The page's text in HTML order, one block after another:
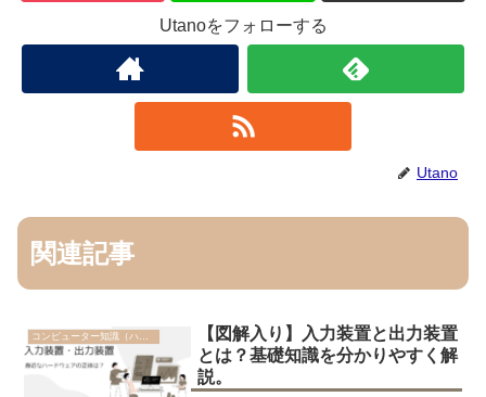
Utanoをフォローする
Utano
関連記事
コンピューター知識（ハード）
【図解入り】入力装置と出力装置
とは？基礎知識を分かりやすく解
説。